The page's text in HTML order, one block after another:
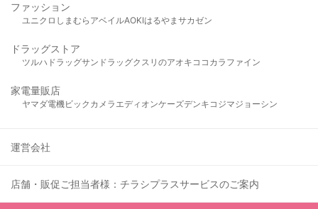
ファッション
ユニクロ しまむら アベイルAOKIはるやま サカゼン
ドラッグストア
ツルハドラッグサンドラッグクスリのアオキ ココカラファイン
家電量販店
ヤマダ電機ビックカメラ エディオンケーズデンキ コジマジョーシン
運営会社
店舗・販促ご担当者様：チラシプラスサービスのご案内